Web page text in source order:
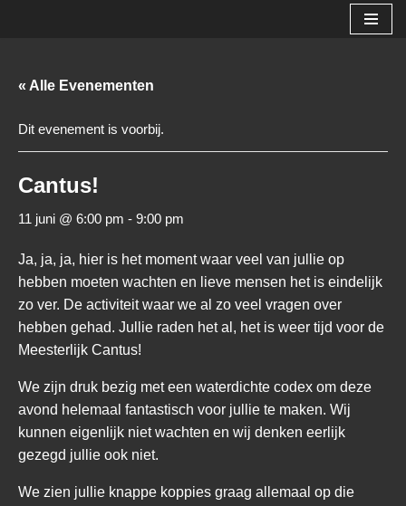
de
« Alle Evenementen
Dit evenement is voorbij.
Cantus!
11 juni @ 6:00 pm - 9:00 pm
Ja, ja, ja, hier is het moment waar veel van jullie op
hebben moeten wachten en lieve mensen het is eindelijk
zo ver. De activiteit waar we al zo veel vragen over
hebben gehad. Jullie raden het al, het is weer tijd voor de
Meesterlijk Cantus!
We zijn druk bezig met een waterdichte codex om deze
avond helemaal fantastisch voor jullie te maken. Wij
kunnen eigenlijk niet wachten en wij denken eerlijk
gezegd jullie ook niet.
We zien jullie knappe koppies graag allemaal op die